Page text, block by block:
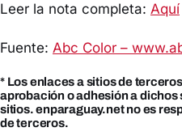
Leer la nota completa: Aquí
Fuente: Abc Color –
* Los enlaces a sitios de
aprobación o adhesión a
sitios. enparaguay.net no es
de terceros.